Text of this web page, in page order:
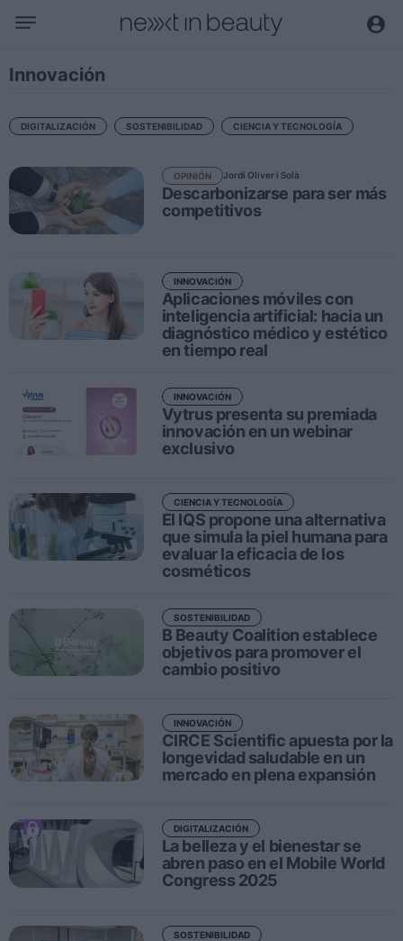
Negocio
Actualidad
Nombramientos
Entrevistas a directivos
Internacional
Innovación
Sostenibilidad
Personas
Lanzamientos
Cosmética
Perfumería
Salud
Eventos
Agenda de actividades
Formaciones destacadas
Opinión
Innovación
DIGITALIZACIÓN SOSTENIBILIDAD CIENCIA Y TECNOLOGÍA
Descarbonizarse para ser más
competitivos
OPINIÓN Jordi Oliver i Solà
Aplicaciones móviles con
inteligencia artificial: hacia un
diagnóstico médico y estético
en tiempo real
INNOVACIÓN
Vytrus presenta su premiada
innovación en un webinar
exclusivo
INNOVACIÓN
El IQS propone una alternativa
que simula la piel humana para
evaluar la eficacia de los
cosméticos
CIENCIA Y TECNOLOGÍA
B Beauty Coalition establece
objetivos para promover el
cambio positivo
SOSTENIBILIDAD
CIRCE Scientific apuesta por la
longevidad saludable en un
mercado en plena expansión
INNOVACIÓN
La belleza y el bienestar se
abren paso en el Mobile World
Congress 2025
DIGITALIZACIÓN
SOSTENIBILIDAD